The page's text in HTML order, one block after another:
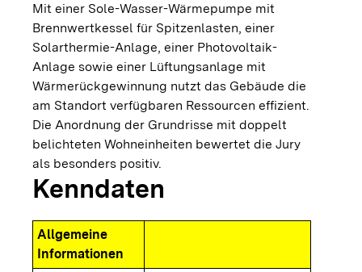
Mit einer Sole-Wasser-Wärmepumpe mit
Brennwertkessel für Spitzenlasten, einer
Solarthermie-Anlage, einer Photovoltaik-
Anlage sowie einer Lüftungsanlage mit
Wärmerückgewinnung nutzt das Gebäude die
am Standort verfügbaren Ressourcen effizient.
Die Anordnung der Grundrisse mit doppelt
belichteten Wohneinheiten bewertet die Jury
als besonders positiv.
Kenndaten
Allgemeine
Informationen